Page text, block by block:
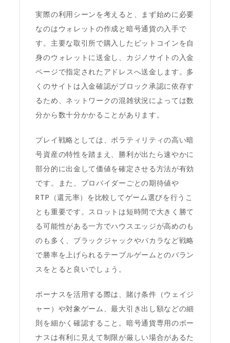
実際の利用シーンを考えると、まず始めに必要
なのはウォレットの作成と暗号通貨の入手で
す。主要な取引所で購入したビットコインを自
身のウォレットに送金し、カジノサイトの入金
ページで指定されたアドレスへ送金します。多
くのサイトは入金確認がブロック承認に依存す
るため、ネットワークの混雑状況によっては数
分から数十分かかることがあります。
プレイ戦略としては、ボラティリティの高い暗
号資産の特性を踏まえ、勝利が出たら速やかに
部分的に出金して価値を確定させる方法が有効
です。また、プロバイダーごとの期待値や
RTP（還元率）を比較してゲーム選びを行うこ
とも重要です。スロットは短時間で大きく勝て
る可能性がある一方でハウスエッジが高めのも
のも多く、ブラックジャックやバカラなど戦略
で勝率を上げられるテーブルゲームとのバラン
スをとると良いでしょう。
ボーナスを活用する際は、賭け条件（ウェイジ
ャー）や対象ゲーム、最大引き出し額などの細
則を細かく確認すること。暗号通貨専用のボー
ナスは有利に見えて制限が厳しい場合があるた